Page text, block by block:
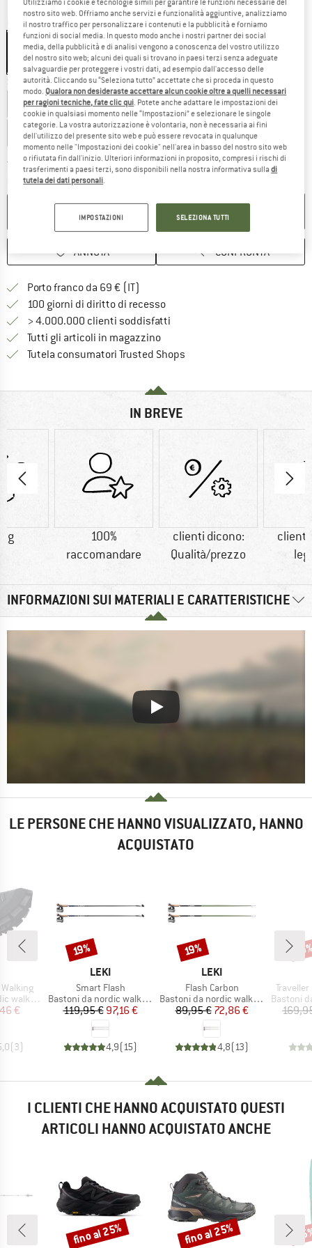
Colore:Midnightblue Dark Metallic / Darkblue / White
Midnightblue Dark Metallic / Darkblue / White
19%
Scegli la taglia:
100 cm 105 cm 110 cm 115 cm 120 cm
125 cm 130 cm
Tempi di consegna: 3-5 giorni lavorativi
Il link si apre in una casella
Quantità:
NEL CARRELLO
ANNOTA CONFRONTA
Porto franco da 69 € (IT)
100 giorni di diritto di recessoVai alla politica di recesso qui
> 4.000.000 clienti soddisfatti
Tutti gli articoli in magazzino
Tutela consumatori Trusted Shops
IN BREVE
g
100%
raccomandare
clienti dicono:
Qualità/prezzo
clienti
INFORMAZIONI SUI MATERIALI E CARATTERISTICHE
LE PERSONE CHE HANNO VISUALIZZATO, HANNO
ACQUISTATO
walking
ridotto
€
(3)
MARCHIO
LEKI
Articolo
Smart Flash
Gruppo di prodotti
Bastoni da nordic walking
Prezzo
119,95 €Prezzo ridotto
97,16 €
4,9( 15)
Sconto
19%
MARCHIO
LEKI
Articolo
Flash Carbon
Gruppo di prodotti
Bastoni da nordic walking
Prezzo
89,95 €Prezzo ridotto
72,86 €
4,8( 13)
Sconto
19%
Articolo
Traveller
Gruppo
Bastoni
I CLIENTI CHE HANNO ACQUISTATO QUESTI
ARTICOLI HANNO ACQUISTATO ANCHE
Sconto
fino al 25% Sconto
fino al 25%
Utilizziamo i cookie e tecnologie simili per garantire le funzioni necessarie del
nostro sito web. Offriamo anche servizi e funzionalità aggiuntive, analizziamo
il nostro traffico per personalizzare i contenuti e la pubblicità e forniamo
funzioni di social media. In questo modo anche i nostri partner dei social
media, della pubblicità e di analisi vengono a conoscenza del vostro utilizzo
del nostro sito web; alcuni dei quali si trovano in paesi terzi senza adeguate
salvaguardie per proteggere i vostri dati, ad esempio dall'accesso delle
autorità. Cliccando su “Seleziona tutto” accettate che si proceda in questo
modo. Qualora non desideraste accettare alcun cookie oltre a quelli necessari
per ragioni tecniche, fate clic qui. Potete anche adattare le impostazioni dei
cookie in qualsiasi momento nelle “Impostazioni” e selezionare le singole
categorie. La vostra autorizzazione è volontaria, non è necessaria ai fini
dell'utilizzo del presente sito web e può essere revocata in qualunque
momento nelle "Impostazioni dei cookie" nell'area in basso del nostro sito web
o rifiutata fin dall'inizio. Ulteriori informazioni in proposito, compresi i rischi di
trasferimenti a paesi terzi, sono disponibili nella nostra informativa sulladi
tutela dei dati personali.
IMPOSTAZIONI SELEZIONA TUTTI